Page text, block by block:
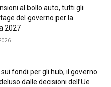
al bollo auto, tutti gli
del governo per la
2027
fondi per gli hub, il governo
dalle decisioni dell’Ue